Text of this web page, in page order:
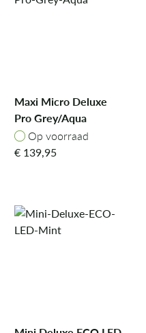
Maxi Micro Deluxe
Pro Grey/Aqua
Op voorraad
Op voorraad
€ 139,95